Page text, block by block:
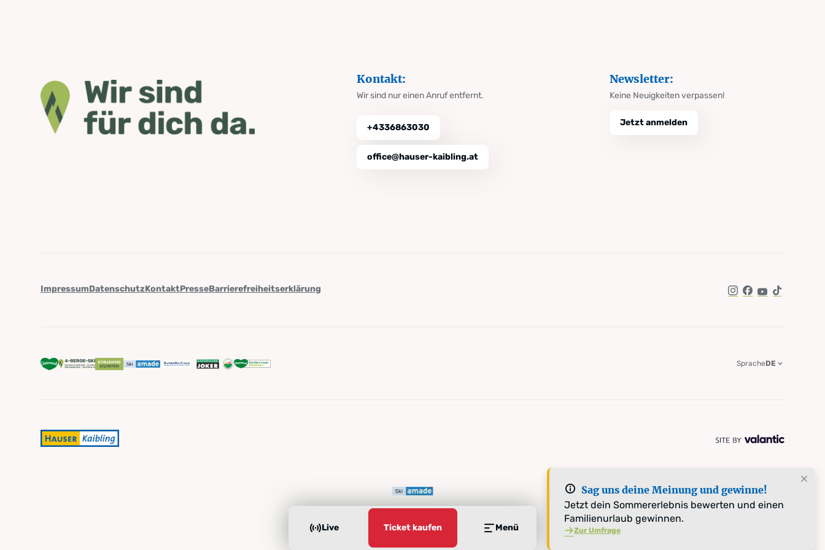
Live Ticket kaufen Menü
Sag uns deine Meinung und gewinne!
Jetzt dein Sommererlebnis bewerten und einen
Familienurlaub gewinnen.
Zur Umfrage
Kontakt:
Wir sind nur einen Anruf entfernt.
+4336863030
office@hauser-kaibling.at
Newsletter:
Keine Neuigkeiten verpassen!
Jetzt anmelden
ImpressumDatenschutzKontaktPresseBarrierefreiheitserklärung
Instagram
Facebook
YouTube
TikTok
SpracheDE